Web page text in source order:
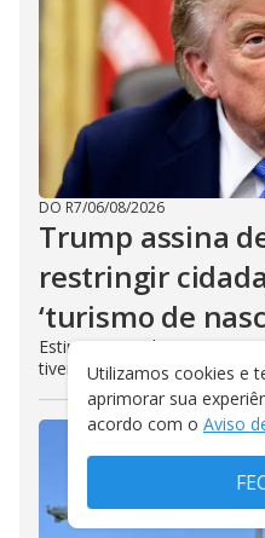
DO R7/06/08/2026
Trump assina
restringir
‘turismo de
Estimativas indicam que
tiveram filhos nos EUA
Utilizamos cookies e
aprimorar sua
acordo com o Aviso